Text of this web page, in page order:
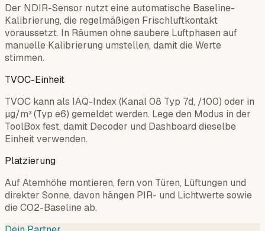
Der NDIR-Sensor nutzt eine automatische Baseline-
Kalibrierung, die regelmäßigen Frischluftkontakt
voraussetzt. In Räumen ohne saubere Luftphasen auf
manuelle Kalibrierung umstellen, damit die Werte
stimmen.
TVOC-Einheit
TVOC kann als IAQ-Index (Kanal 08 Typ 7d, /100) oder in
µg/m³ (Typ e6) gemeldet werden. Lege den Modus in der
ToolBox fest, damit Decoder und Dashboard dieselbe
Einheit verwenden.
Platzierung
Auf Atemhöhe montieren, fern von Türen, Lüftungen und
direkter Sonne, davon hängen PIR- und Lichtwerte sowie
die CO2-Baseline ab.